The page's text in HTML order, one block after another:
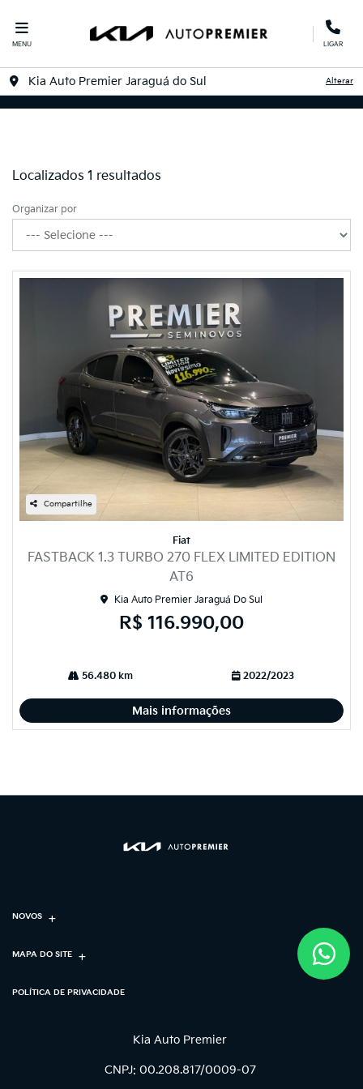
MENU LIGAR
Kia Auto Premier Jaraguá do Sul Alterar
Localizados 1 resultados
Organizar por
Compartilhe
Fiat
FASTBACK 1.3 TURBO 270 FLEX LIMITED EDITION
AT6
Kia Auto Premier Jaraguá Do Sul
R$ 116.990,00
56.480 km 2022/2023
Mais informações
NOVOS
MAPA DO SITE
POLÍTICA DE PRIVACIDADE
Kia Auto Premier
CNPJ: 00.208.817/0009-07